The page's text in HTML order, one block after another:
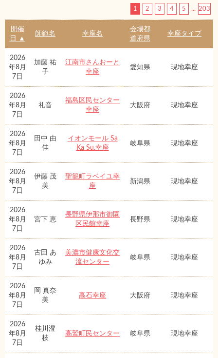
1 2 3 4 5 ... 203
開催
日 ▲
師範名 幸座名
会場都
道府県
幸座タイプ
2026
年8月
7日
加藤 祐
子
江南市さんおーと
幸座
愛知県 現地幸座
2026
年8月
7日
礼音
福島区民センター
幸座
大阪府 現地幸座
2026
年8月
7日
田中 由
佳
イオンモール Sa
Ka Su.幸座
岐阜県 現地幸座
2026
年8月
7日
伊藤 茂
美
聖籠町ラベイユ幸
座
新潟県 現地幸座
2026
年8月
7日
宮下 恵
長野県伊那市御園
区民館幸座
長野県 現地幸座
2026
年8月
7日
古田 あ
ゆみ
美濃市健康文化交
流センター
岐阜県 現地幸座
2026
年8月
7日
岡 真奈
美
高石幸座 大阪府 現地幸座
2026
年8月
7日
桂川澄
枝
高鷲町民センター 岐阜県 現地幸座